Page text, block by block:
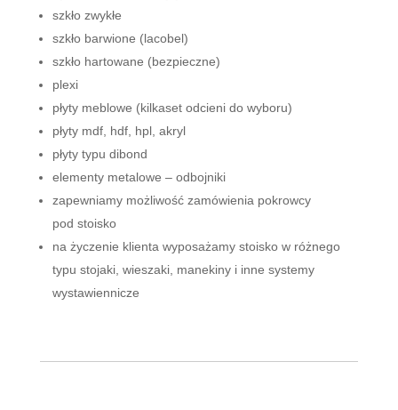
szkło zwykłe
szkło barwione (lacobel)
szkło hartowane (bezpieczne)
plexi
płyty meblowe (kilkaset odcieni do wyboru)
płyty mdf, hdf, hpl, akryl
płyty typu dibond
elementy metalowe – odbojniki
zapewniamy możliwość zamówienia pokrowcy
pod stoisko
na życzenie klienta wyposażamy stoisko w różnego
typu stojaki, wieszaki, manekiny i inne systemy
wystawiennicze